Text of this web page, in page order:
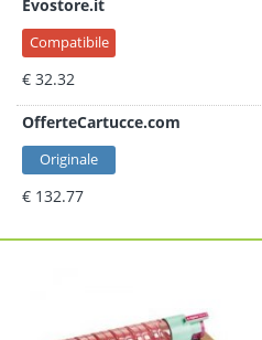
Evostore.it
Compatibile
€ 32.32
OfferteCartucce.com
Originale
€ 132.77